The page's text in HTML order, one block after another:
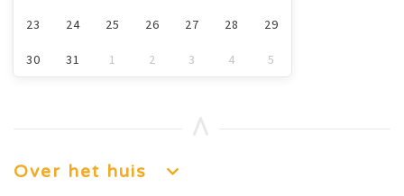
23 24 25 26 27 28 29
30 31 1 2 3 4 5
Over het huis